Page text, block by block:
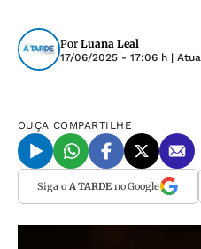
Por Luana Leal
17/06/2025 - 17:06 h |
OUÇA COMPARTILHE
Siga o A TARDEno Google